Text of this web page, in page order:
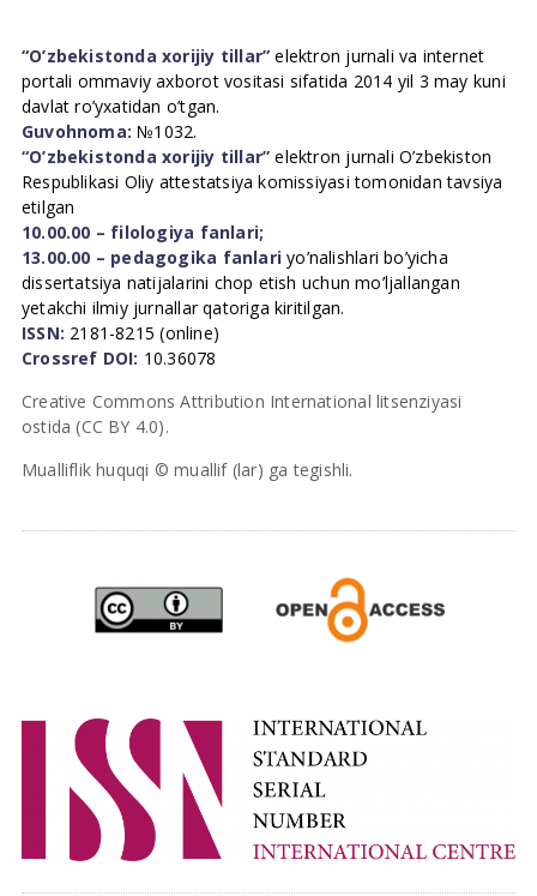
“O’zbekistonda xorijiy tillar” elektron jurnali va internet
portali ommaviy axborot vositasi sifatida 2014 yil 3 may kuni
davlat ro’yxatidan o’tgan.
Guvohnoma: №1032.
“O’zbekistonda xorijiy tillar” elektron jurnali O’zbekiston
Respublikasi Oliy attestatsiya komissiyasi tomonidan tavsiya
etilgan
10.00.00 – filologiya fanlari;
13.00.00 – pedagogika fanlari yo’nalishlari bo’yicha
dissertatsiya natijalarini chop etish uchun mo’ljallangan
yetakchi ilmiy jurnallar qatoriga kiritilgan.
ISSN: 2181-8215 (online)
Crossref DOI: 10.36078
Creative Commons Attribution International litsenziyasi
ostida (CC BY 4.0).
Mualliflik huquqi © muallif (lar) ga tegishli.